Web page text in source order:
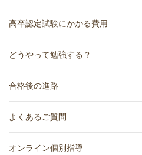
高卒認定試験にかかる費用
どうやって勉強する？
合格後の進路
よくあるご質問
オンライン個別指導